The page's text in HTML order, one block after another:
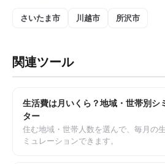
さいたま市 川越市 所沢市
関連ツール
生活費は月いくら？地域・世帯別シ
ター
住む地域・世帯人数を選んで、毎月の
ミュレーションできます。